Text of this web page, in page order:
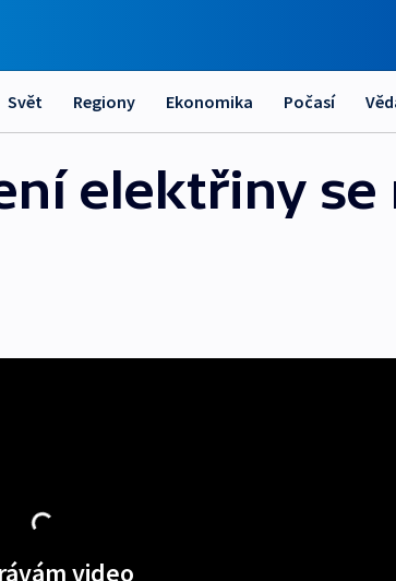
Svět Regiony Ekonomika Počasí
elektřiny
video